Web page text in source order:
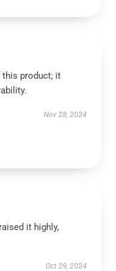
this product; it
Nov 28, 2024
it highly,
Oct 29, 2024